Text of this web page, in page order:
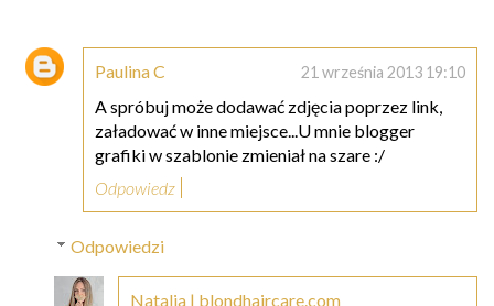
Paulina C 21 września 2013 19:10
A spróbuj może dodawać zdjęcia poprzez link,
załadować w inne miejsce...U mnie blogger
grafiki w szablonie zmieniał na szare :/
Odpowiedz
Odpowiedzi
Natalia | blondhaircare.com